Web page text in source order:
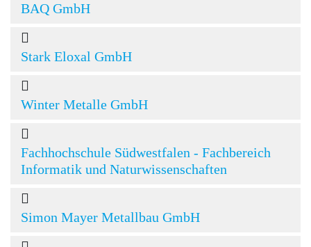
BAQ GmbH
Stark Eloxal GmbH
Winter Metalle GmbH
Fachhochschule Südwestfalen - Fachbereich
Informatik und Naturwissenschaften
Simon Mayer Metallbau GmbH